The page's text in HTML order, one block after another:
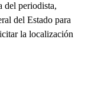
del periodista,
del Estado para
la localización